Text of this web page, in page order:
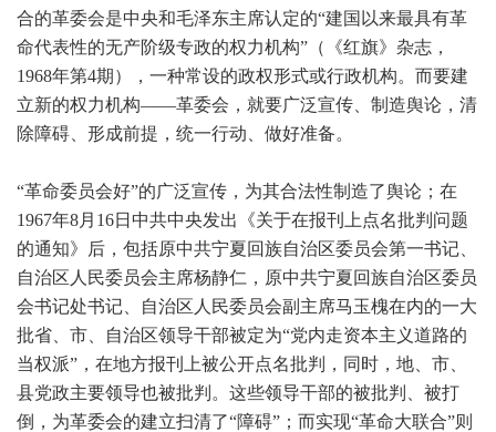
合的革委会是中央和毛泽东主席认定的“建国以来最具有革
命代表性的无产阶级专政的权力机构”（《红旗》杂志，
1968年第4期），一种常设的政权形式或行政机构。而要建
立新的权力机构——革委会，就要广泛宣传、制造舆论，清
除障碍、形成前提，统一行动、做好准备。
“革命委员会好”的广泛宣传，为其合法性制造了舆论；在
1967年8月16日中共中央发出《关于在报刊上点名批判问题
的通知》后，包括原中共宁夏回族自治区委员会第一书记、
自治区人民委员会主席杨静仁，原中共宁夏回族自治区委员
会书记处书记、自治区人民委员会副主席马玉槐在内的一大
批省、市、自治区领导干部被定为“党内走资本主义道路的
当权派”，在地方报刊上被公开点名批判，同时，地、市、
县党政主要领导也被批判。这些领导干部的被批判、被打
倒，为革委会的建立扫清了“障碍”；而实现“革命大联合”则